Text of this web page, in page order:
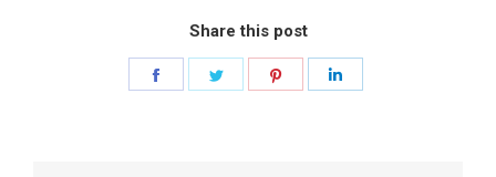
Share this post